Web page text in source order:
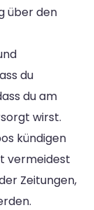
über den
du
du am
wirst.
kündigen
vermeidest
Zeitungen,